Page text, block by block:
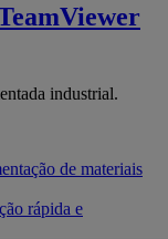
industrial.
de materiais
rápida e